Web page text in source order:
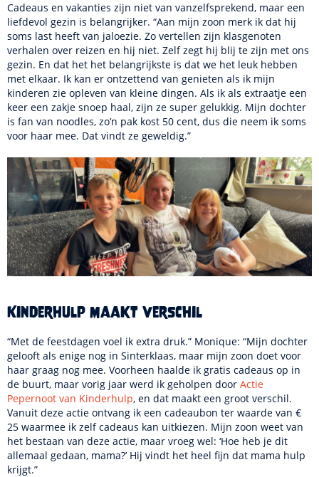
Cadeaus en vakanties zijn niet van vanzelfsprekend, maar een
liefdevol gezin is belangrijker. “Aan mijn zoon merk ik dat hij
soms last heeft van jaloezie. Zo vertellen zijn klasgenoten
verhalen over reizen en hij niet. Zelf zegt hij blij te zijn met ons
gezin. En dat het het belangrijkste is dat we het leuk hebben
met elkaar. Ik kan er ontzettend van genieten als ik mijn
kinderen zie opleven van kleine dingen. Als ik als extraatje een
keer een zakje snoep haal, zijn ze super gelukkig. Mijn dochter
is fan van noodles, zo’n pak kost 50 cent, dus die neem ik soms
voor haar mee. Dat vindt ze geweldig.”
Kinderhulp maakt verschil
“Met de feestdagen voel ik extra druk.” Monique: “Mijn dochter
gelooft als enige nog in Sinterklaas, maar mijn zoon doet voor
haar graag nog mee. Voorheen haalde ik gratis cadeaus op in
de buurt, maar vorig jaar werd ik geholpen door Actie
Pepernoot van Kinderhulp, en dat maakt een groot verschil.
Vanuit deze actie ontvang ik een cadeaubon ter waarde van €
25 waarmee ik zelf cadeaus kan uitkiezen. Mijn zoon weet van
het bestaan van deze actie, maar vroeg wel: ‘Hoe heb je dit
allemaal gedaan, mama?’ Hij vindt het heel fijn dat mama hulp
krijgt.”